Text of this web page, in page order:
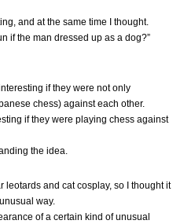
and at the same time I thought.
if the man dressed up as a dog?”
if they were not only
chess) against each other.
if they were playing chess against
the idea.
leotards and cat cosplay, so I thought it
way.
of a certain kind of unusual